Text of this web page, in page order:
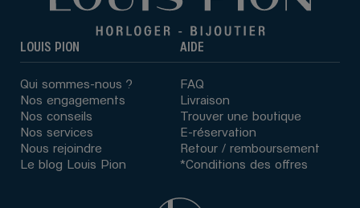
LOUIS PION
Qui sommes-nous ?
Nos engagements
Nos conseils
Nos services
Nous rejoindre
Le blog Louis Pion
AIDE
FAQ
Livraison
Trouver une boutique
E-réservation
Retour / remboursement
*Conditions des offres